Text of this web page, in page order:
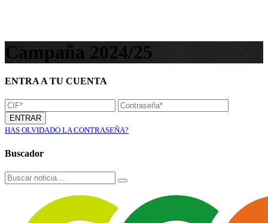
Campaña 2024/25
ENTRA A TU CUENTA
ENTRAR
HAS OLVIDADO LA CONTRASEÑA?
Buscador